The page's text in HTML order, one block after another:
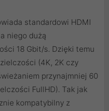
standardowi HDMI
niego dużą
18 Gbit/s. Dzięki temu
(4K, 2K czy
przynajmniej 60
FullHD). Tak jak
kompatybilny z